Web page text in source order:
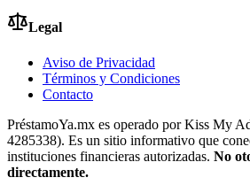
Legal
Aviso de Privacidad
Términos y Condiciones
Contacto
PréstamoYa.mx es operado por Kiss My
4285338). Es un sitio informativo que
instituciones financieras autorizadas. No
directamente.